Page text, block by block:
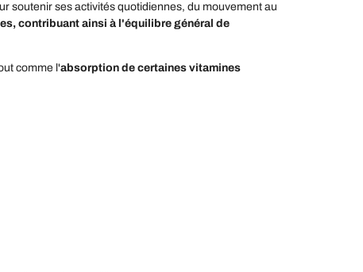
soutenir ses activités quotidiennes, du mouvement au
contribuant ainsi à l'équilibre général de
comme l'absorption de certaines vitamines